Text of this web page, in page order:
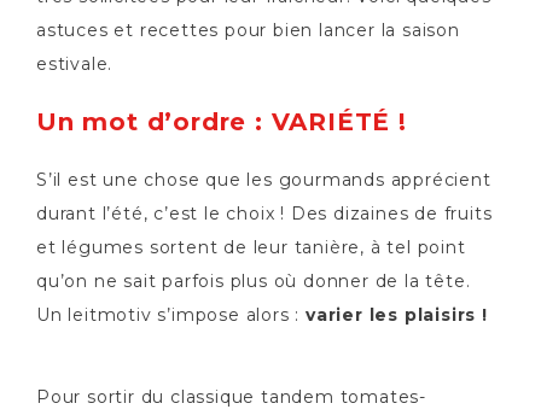
astuces et recettes pour bien lancer la saison
estivale.
Un mot d’ordre : VARIÉTÉ !
S’il est une chose que les gourmands apprécient
durant l’été, c’est le choix ! Des dizaines de fruits
et légumes sortent de leur tanière, à tel point
qu’on ne sait parfois plus où donner de la tête.
Un leitmotiv s’impose alors :varier les plaisirs !
Pour sortir du classique tandem tomates-